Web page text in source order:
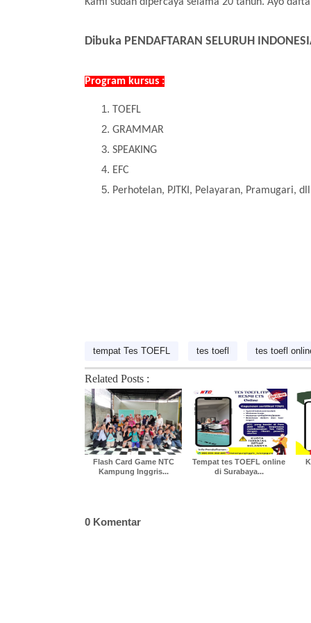
Dibuka PENDAFTARAN SELURUH
Program kursus :
TOEFL
GRAMMAR
SPEAKING
EFC
Perhotelan, PJTKI, Pelayaran, Pramugari,
tempat Tes TOEFL tes toefl tes toefl
Related Posts :
Flash Card Game NTC
Kampung Inggris...
Tempat tes TOEFL online
di Surabaya...
0 Komentar